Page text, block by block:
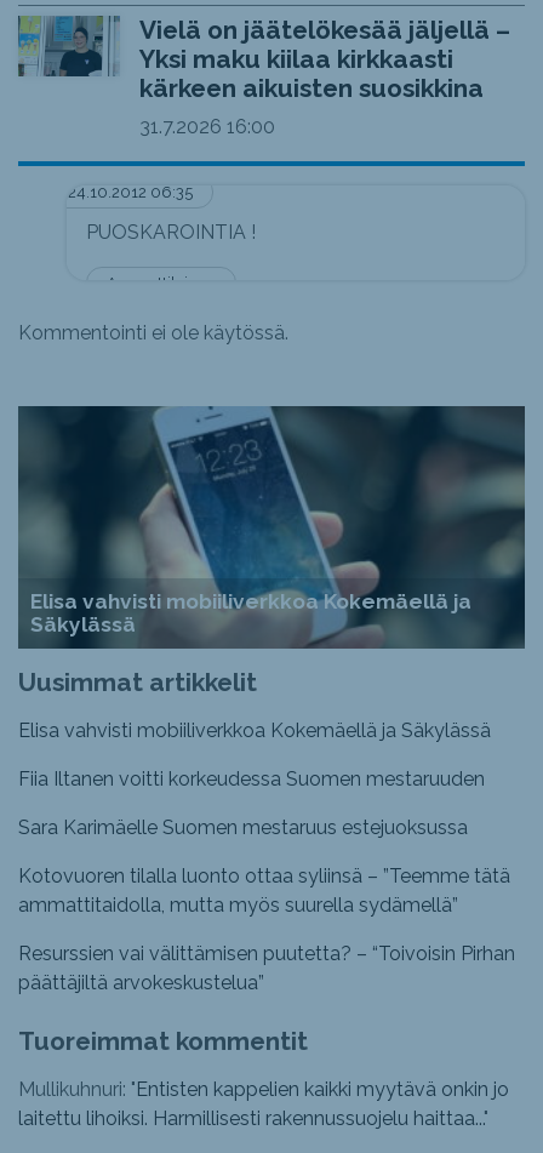
Vielä on jäätelökesää jäljellä –
Yksi maku kiilaa kirkkaasti
kärkeen aikuisten suosikkina
31.7.2026 16:00
24.10.2012 06:35
Ammattilainen
PUOSKAROINTIA !
Kommentointi ei ole käytössä.
Elisa vahvisti mobiiliverkkoa Kokemäellä ja
Säkylässä
Uusimmat artikkelit
Elisa vahvisti mobiiliverkkoa Kokemäellä ja Säkylässä
Fiia Iltanen voitti korkeudessa Suomen mestaruuden
Sara Karimäelle Suomen mestaruus estejuoksussa
Kotovuoren tilalla luonto ottaa syliinsä – ”Teemme tätä
ammattitaidolla, mutta myös suurella sydämellä”
Resurssien vai välittämisen puutetta? – “Toivoisin Pirhan
päättäjiltä arvokeskustelua”
Tuoreimmat kommentit
Mullikuhnuri: "Entisten kappelien kaikki myytävä onkin jo
laitettu lihoiksi. Harmillisesti rakennussuojelu haittaa..."